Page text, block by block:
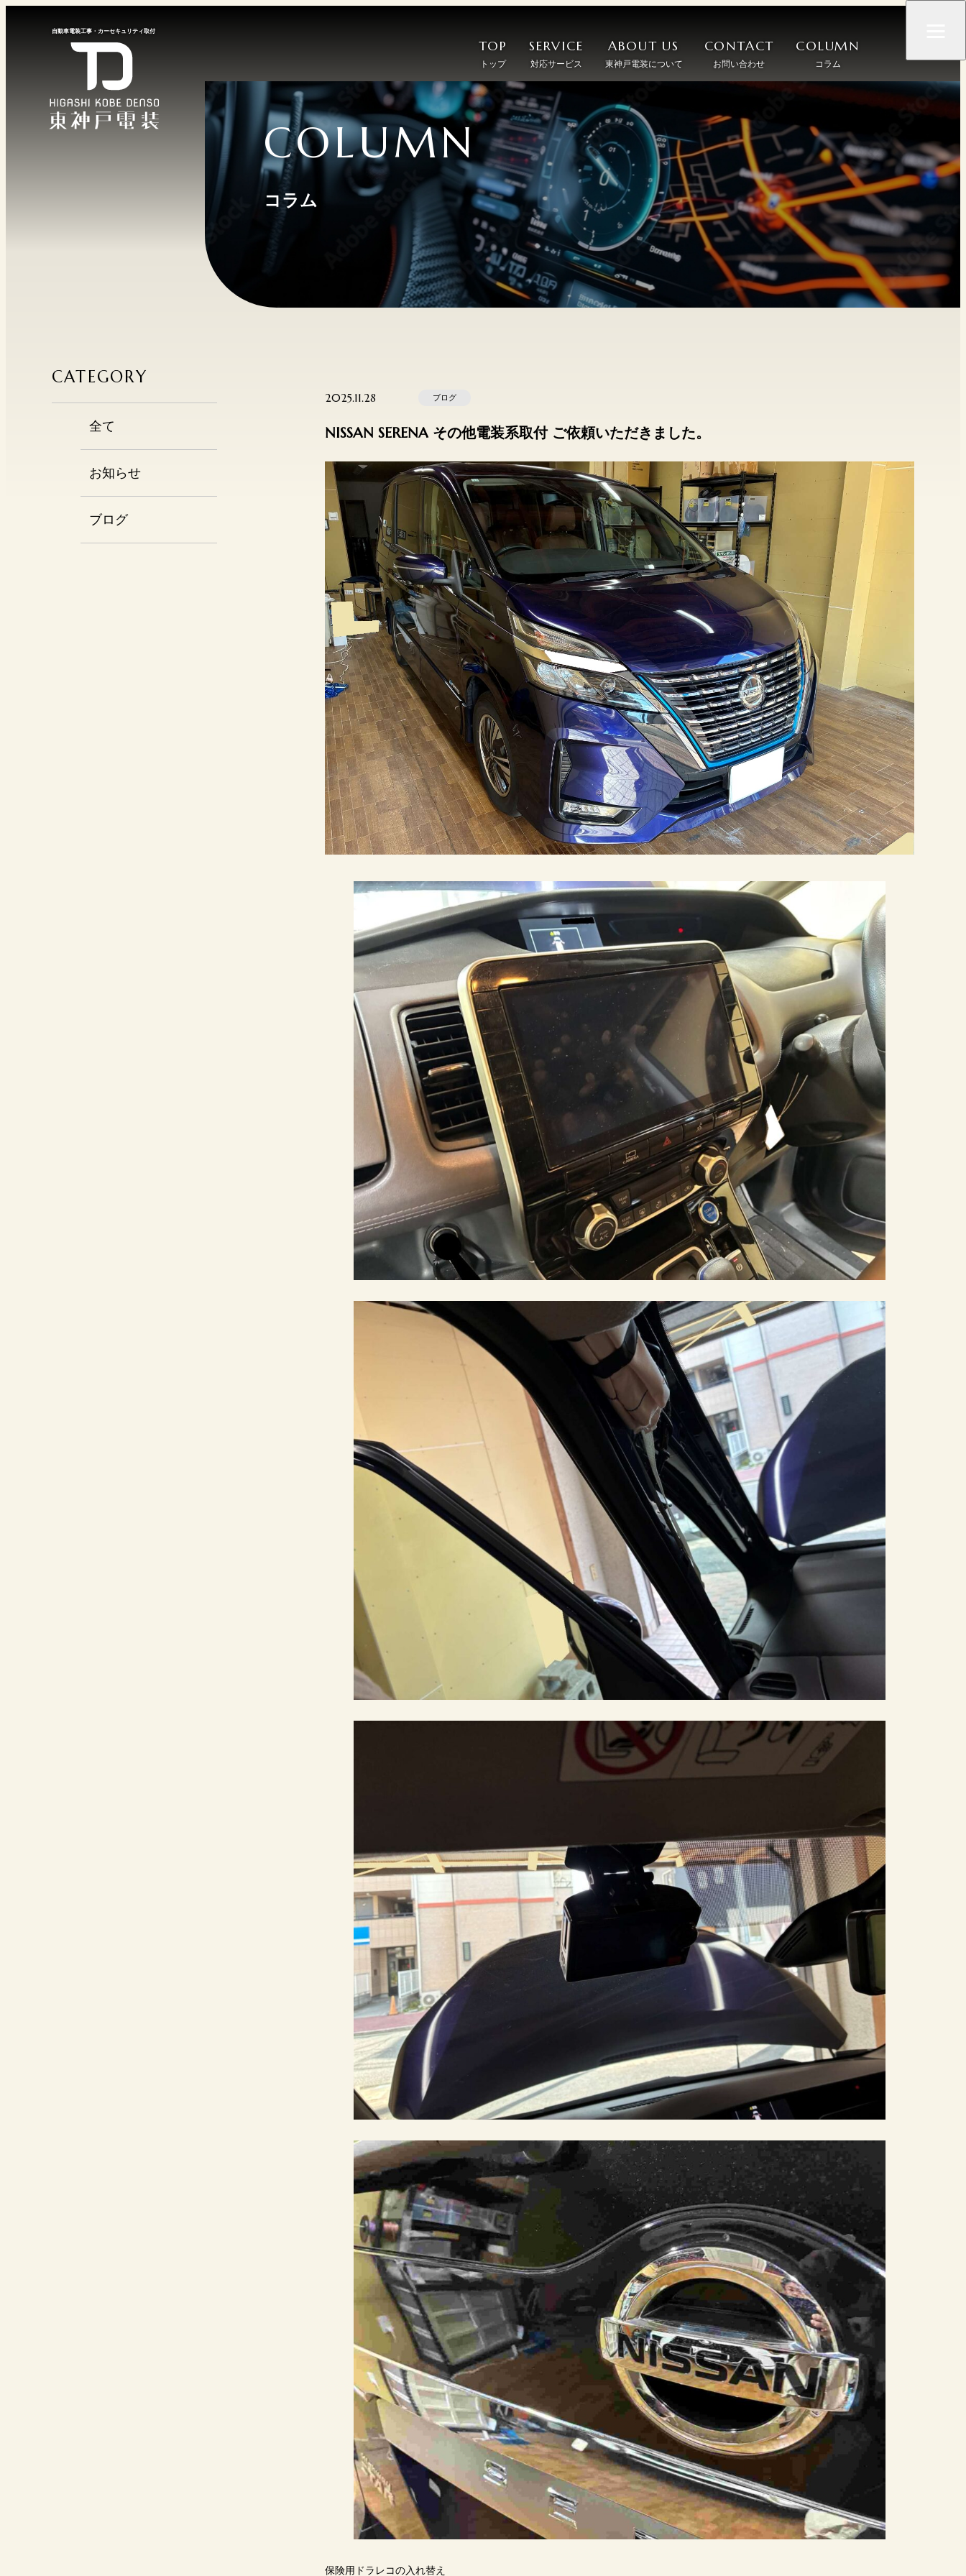
⾃動⾞電装⼯事 ・ カーセキュリティ取付
TOP
トップ
SERVICE
対応サービス
ABOUT US
東神戸電装について
CONTACT
お問い合わせ
COLUMN
コラム
COLUMN
コラム
CATEGORY
全て
お知らせ
ブログ
2025.11.28 ブログ
NISSAN SERENA その他電装系取付 ご依頼いただきました。
保険用ドラレコの入れ替え